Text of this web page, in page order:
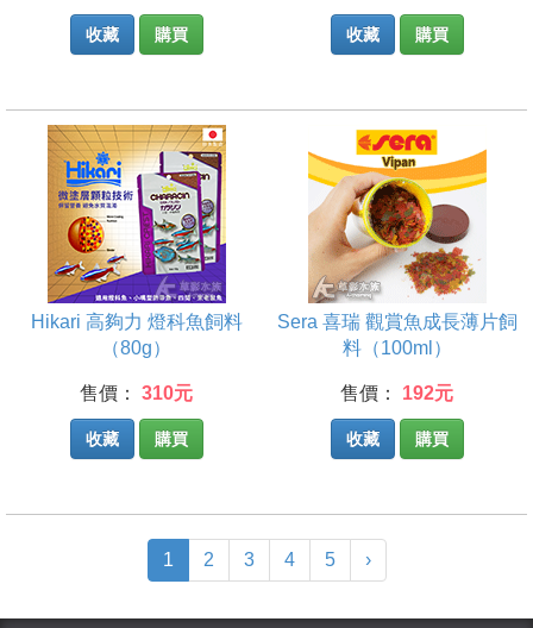
收藏 購買 收藏 購買
Hikari 高夠力 燈科魚飼料
（80g）
售價： 310元
收藏 購買
Sera 喜瑞 觀賞魚成長薄片飼
料（100ml）
售價： 192元
收藏 購買
1 (current)
2 3 4 5 ›